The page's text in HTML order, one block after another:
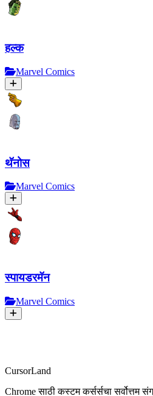
हल्क
Marvel Comics
थॅनोस
Marvel Comics
स्पायडरमॅन
Marvel Comics
CursorLand
Chrome साठी कस्टम कर्सर्सचा सर्वोत्तम